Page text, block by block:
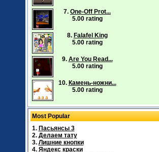
7. One-Off Prot...
5.00 rating
8. Falafel King
5.00 rating
9. Are You Read...
5.00 rating
10. Камень-ножни...
5.00 rating
Most Popular
1. Пасьянсы 3
2. Делаем тату
3. Лишние кнопки
4. Яндекс краски